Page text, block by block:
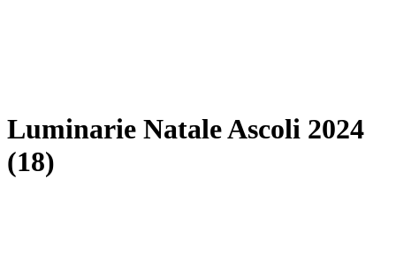
Luminarie Natale Ascoli 2024
(18)